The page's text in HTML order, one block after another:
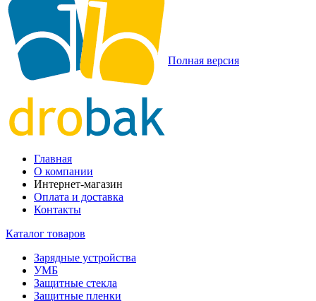
Полная версия
Главная
О компании
Интернет-магазин
Оплата и доставка
Контакты
Каталог товаров
Зарядные устройства
УМБ
Защитные стекла
Защитные пленки